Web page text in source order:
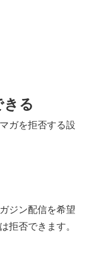
る
ガを拒否する設
ジン配信を希望
拒否できます。